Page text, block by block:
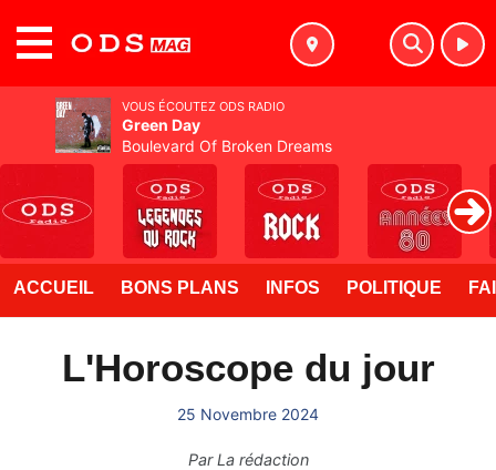
ACCUEIL BONS PLANS INFOS POLITIQUE
L'Horoscope du jour
25 Novembre 2024
ParLa rédaction
VOUS ÉCOUTEZ ODS RADIO
Green Day
Boulevard Of Broken Dreams